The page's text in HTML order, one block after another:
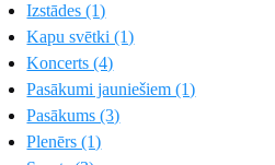
Izstādes (1)
Kapu svētki (1)
Koncerts (4)
Pasākumi jauniešiem (1)
Pasākums (3)
Plenērs (1)